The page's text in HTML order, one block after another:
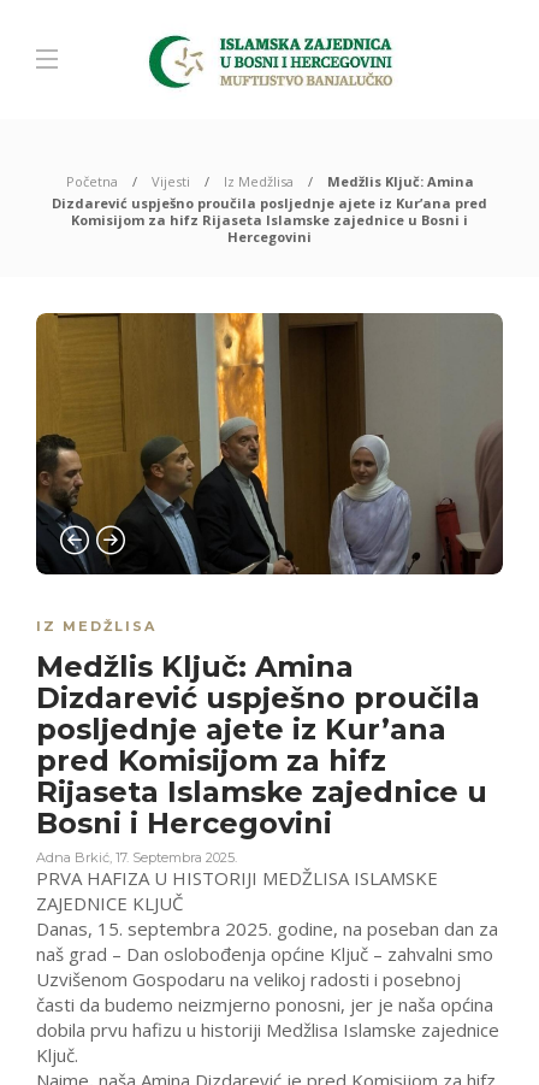
Početna Vijesti Iz Medžlisa
Medžlis Ključ: Amina
Dizdarević uspješno proučila posljednje ajete iz Kur’ana pred
Komisijom za hifz Rijaseta Islamske zajednice u Bosni i
Hercegovini
IZ MEDŽLISA
Medžlis Ključ: Amina
Dizdarević uspješno proučila
posljednje ajete iz Kur’ana
pred Komisijom za hifz
Rijaseta Islamske zajednice u
Bosni i Hercegovini
Adna Brkić, 17. Septembra 2025.
PRVA HAFIZA U HISTORIJI MEDŽLISA ISLAMSKE
ZAJEDNICE KLJUČ
Danas, 15. septembra 2025. godine, na poseban dan za
naš grad – Dan oslobođenja općine Ključ – zahvalni smo
Uzvišenom Gospodaru na velikoj radosti i posebnoj
časti da budemo neizmjerno ponosni, jer je naša općina
dobila prvu hafizu u historiji Medžlisa Islamske zajednice
Ključ.